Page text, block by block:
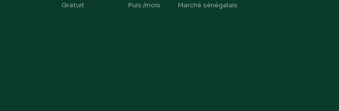
Gratuit Puis /mois Marché sénégalais